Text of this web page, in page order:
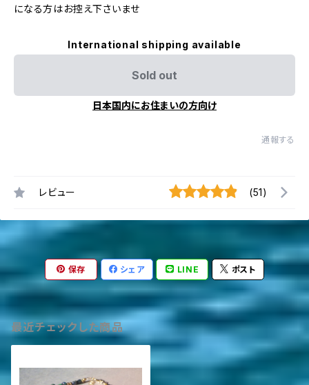
になる方はお控え下さいませ
International shipping available
Sold out
日本国内にお住まいの方向け
通報する
レビュー (51)
保存 シェア LINE ポスト
最近チェックした商品